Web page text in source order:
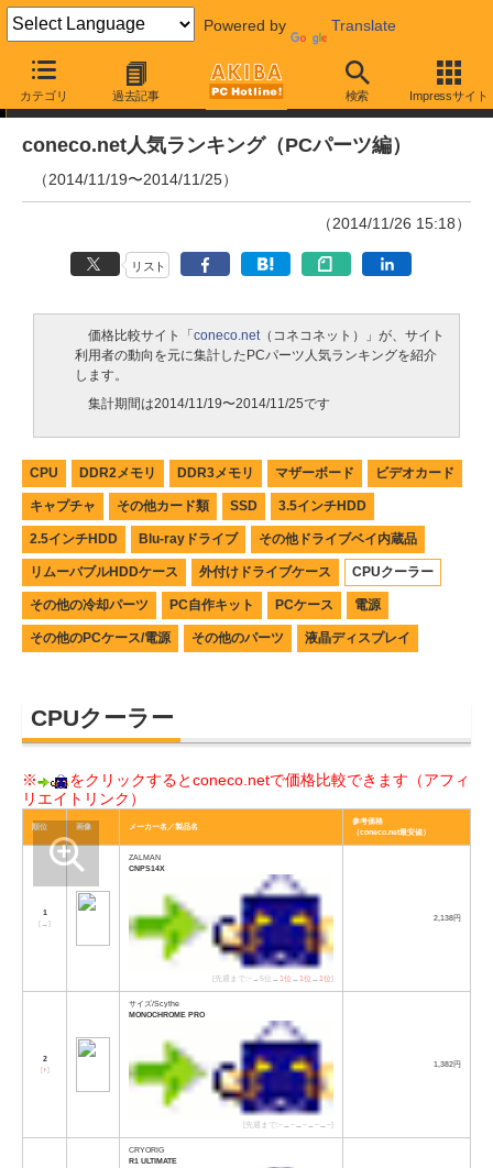
Powered by Translate
カテゴリ 過去記事 検索 Impressサイト
ランキング
coneco.net人気ランキング（PCパーツ編）
（2014/11/19〜2014/11/25）
（2014/11/26 15:18）
リスト
価格比較サイト「 coneco.net（コネコネット）」が、サイト
利用者の動向を元に集計したPCパーツ人気ランキングを紹介
します。
集計期間は2014/11/19〜2014/11/25です
CPU DDR2メモリ DDR3メモリ マザーボード ビデオカード
キャプチャ その他カード類 SSD 3.5インチHDD
2.5インチHDD Blu-rayドライブ その他ドライブベイ内蔵品
リムーバブルHDDケース 外付けドライブケース CPUクーラー
その他の冷却パーツ PC自作キット PCケース 電源
その他のPCケース/電源 その他のパーツ 液晶ディスプレイ
CPUクーラー
※
をクリックするとconeco.netで価格比較できます（アフィ
リエイトリンク）
順位 画像 メーカー名／製品名
参考価格
（coneco.net最安値）
1
[
]
ZALMAN
CNPS14X
[先週まで:−→5位→1位 →1位 →1位]
2,138円
2
[↑]
サイズ/Scythe
MONOCHROME PRO
[先週まで:−→−→−→−→−]
1,382円
CRYORIG
R1 ULTIMATE